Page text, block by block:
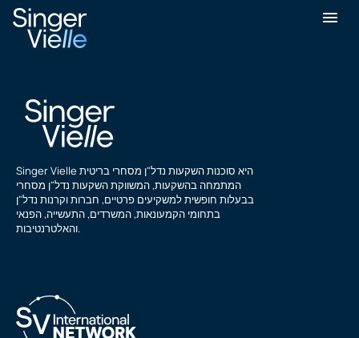
ס. ראמאן
Singer Vielle היא סוכנות השקעות נדל"ן מסחרי בריטית
המתמחה בהשקעות, המשווקת השקעות נדל"ן מסחרי
בבעלות חופשית למשקיעים פרטיים, חברות וקרנות נדל"ן
בתחומי הקמעונאות, המשרדים, התעשייה, הפנאי
והאלטרנטיבות.